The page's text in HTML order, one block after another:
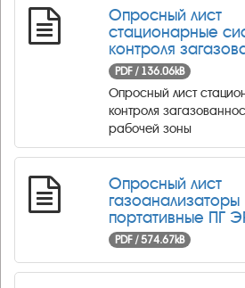
Опросный лист
стационарные
контроля
PDF / 136.06kB
Опросный лист
контроля
рабочей зоны
Опросный лист
газоанализаторы
портативные ПГ
PDF / 574.67kB